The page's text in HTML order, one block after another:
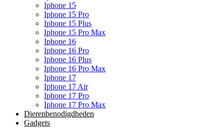
Iphone 15
Iphone 15 Pro
Iphone 15 Plus
Iphone 15 Pro Max
Iphone 16
Iphone 16 Pro
Iphone 16 Plus
Iphone 16 Pro Max
Iphone 17
Iphone 17 Air
Iphone 17 Pro
Iphone 17 Pro Max
Dierenbenodigdheden
Gadgets